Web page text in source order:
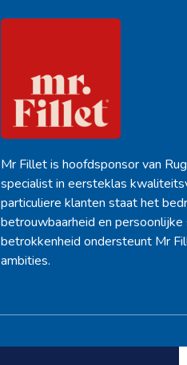
Mr Fillet is hoofdsponsor van
specialist in eersteklas
particuliere klanten staat het
betrouwbaarheid en
betrokkenheid ondersteunt Mr
ambities.